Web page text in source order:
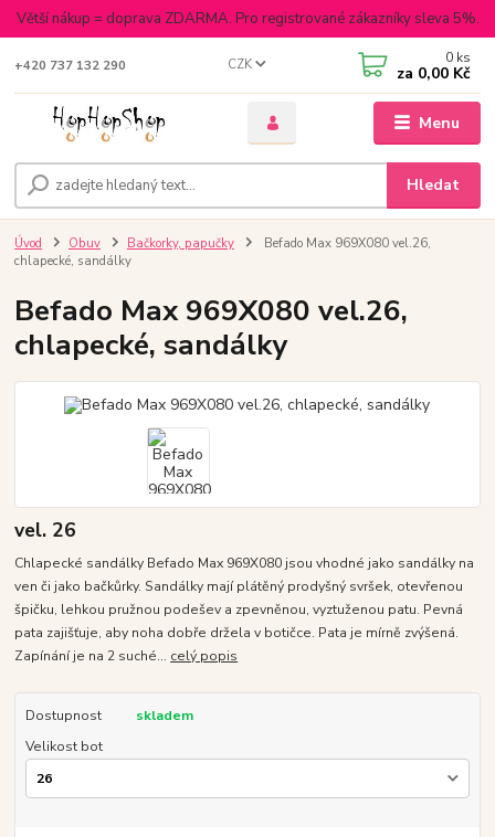
Větší nákup = doprava ZDARMA. Pro registrované zákazníky sleva 5%.
Menu
CZK
Hledat
+420 737 132 290 0 ks
za 0,00 Kč
Úvod Obuv Bačkorky, papučky
Befado Max 969X080 vel.26,
chlapecké, sandálky
Befado Max 969X080 vel.26,
chlapecké, sandálky
vel. 26
Chlapecké sandálky Befado Max 969X080 jsou vhodné jako sandálky na
ven či jako bačkůrky. Sandálky mají plátěný prodyšný svršek, otevřenou
špičku, lehkou pružnou podešev a zpevněnou, vyztuženou patu. Pevná
pata zajišťuje, aby noha dobře držela v botičce. Pata je mírně zvýšená.
Zapínání je na 2 suché... celý popis
Dostupnost
skladem
Velikost bot